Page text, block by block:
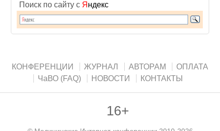
Поиск по сайту с Я ндекс
КОНФЕРЕНЦИИ ЖУРНАЛ АВТОРАМ
ОПЛАТА
ЧаВО (FAQ)
НОВОСТИ КОНТАКТЫ
16+